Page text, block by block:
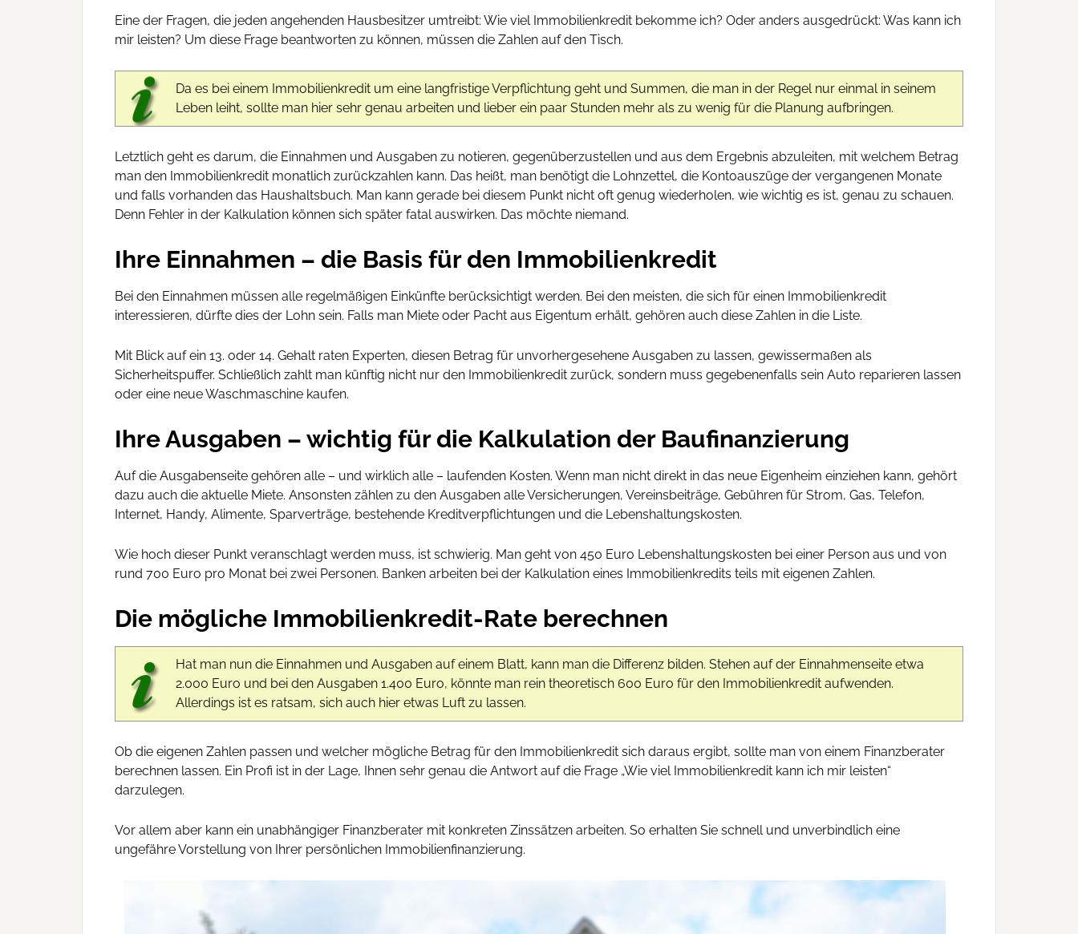
Eine der Fragen, die jeden angehenden Hausbesitzer umtreibt: Wie viel Immobilienkredit bekomme ich? Oder anders ausgedrückt: Was kann ich
mir leisten? Um diese Frage beantworten zu können, müssen die Zahlen auf den Tisch.
Da es bei einem Immobilienkredit um eine langfristige Verpflichtung geht und Summen, die man in der Regel nur einmal in seinem
Leben leiht, sollte man hier sehr genau arbeiten und lieber ein paar Stunden mehr als zu wenig für die Planung aufbringen.
Letztlich geht es darum, die Einnahmen und Ausgaben zu notieren, gegenüberzustellen und aus dem Ergebnis abzuleiten, mit welchem Betrag
man den Immobilienkredit monatlich zurückzahlen kann. Das heißt, man benötigt die Lohnzettel, die Kontoauszüge der vergangenen Monate
und falls vorhanden das Haushaltsbuch. Man kann gerade bei diesem Punkt nicht oft genug wiederholen, wie wichtig es ist, genau zu schauen.
Denn Fehler in der Kalkulation können sich später fatal auswirken. Das möchte niemand.
Ihre Einnahmen – die Basis für den Immobilienkredit
Bei den Einnahmen müssen alle regelmäßigen Einkünfte berücksichtigt werden. Bei den meisten, die sich für einen Immobilienkredit
interessieren, dürfte dies der Lohn sein. Falls man Miete oder Pacht aus Eigentum erhält, gehören auch diese Zahlen in die Liste.
Mit Blick auf ein 13. oder 14. Gehalt raten Experten, diesen Betrag für unvorhergesehene Ausgaben zu lassen, gewissermaßen als
Sicherheitspuffer. Schließlich zahlt man künftig nicht nur den Immobilienkredit zurück, sondern muss gegebenenfalls sein Auto reparieren lassen
oder eine neue Waschmaschine kaufen.
Ihre Ausgaben – wichtig für die Kalkulation der Baufinanzierung
Auf die Ausgabenseite gehören alle – und wirklich alle – laufenden Kosten. Wenn man nicht direkt in das neue Eigenheim einziehen kann, gehört
dazu auch die aktuelle Miete. Ansonsten zählen zu den Ausgaben alle Versicherungen, Vereinsbeiträge, Gebühren für Strom, Gas, Telefon,
Internet, Handy, Alimente, Sparverträge, bestehende Kreditverpflichtungen und die Lebenshaltungskosten.
Wie hoch dieser Punkt veranschlagt werden muss, ist schwierig. Man geht von 450 Euro Lebenshaltungskosten bei einer Person aus und von
rund 700 Euro pro Monat bei zwei Personen. Banken arbeiten bei der Kalkulation eines Immobilienkredits teils mit eigenen Zahlen.
Die mögliche Immobilienkredit-Rate berechnen
Hat man nun die Einnahmen und Ausgaben auf einem Blatt, kann man die Differenz bilden. Stehen auf der Einnahmenseite etwa
2.000 Euro und bei den Ausgaben 1.400 Euro, könnte man rein theoretisch 600 Euro für den Immobilienkredit aufwenden.
Allerdings ist es ratsam, sich auch hier etwas Luft zu lassen.
Ob die eigenen Zahlen passen und welcher mögliche Betrag für den Immobilienkredit sich daraus ergibt, sollte man von einem Finanzberater
berechnen lassen. Ein Profi ist in der Lage, Ihnen sehr genau die Antwort auf die Frage „Wie viel Immobilienkredit kann ich mir leisten“
darzulegen.
Vor allem aber kann ein unabhängiger Finanzberater mit konkreten Zinssätzen arbeiten. So erhalten Sie schnell und unverbindlich eine
ungefähre Vorstellung von Ihrer persönlichen Immobilienfinanzierung.